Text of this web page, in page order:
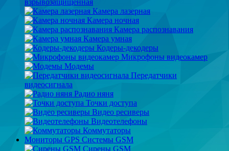
взрывозащищенная
Камера лазерная
Камера ночная
Камера распознавания
Камера умная
Кодеры-декодеры
Микрофоны видеокамер
Модемы
Передатчики
видеосигнала
Радио няня
Точки доступа
Видео ресиверы
Видеотелефоны
Коммутаторы
Мониторы GPS Системы GSM
Сирены GSM